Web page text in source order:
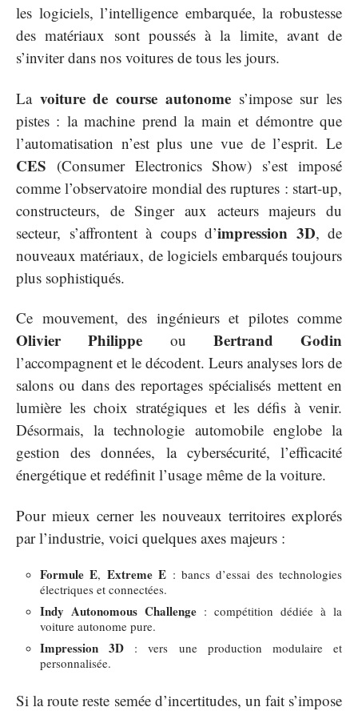
les logiciels, l’intelligence embarquée, la robustesse
des matériaux sont poussés à la limite, avant de
s’inviter dans nos voitures de tous les jours.
La voiture de course autonomes’impose sur les
pistes : la machine prend la main et démontre que
l’automatisation n’est plus une vue de l’esprit. Le
CES (Consumer Electronics Show) s’est imposé
comme l’observatoire mondial des ruptures : start-up,
constructeurs, de Singer aux acteurs majeurs du
secteur, s’affrontent à coups d’impression 3D, de
nouveaux matériaux, de logiciels embarqués toujours
plus sophistiqués.
Ce mouvement, des ingénieurs et pilotes comme
Olivier Philippe ou Bertrand Godin
l’accompagnent et le décodent. Leurs analyses lors de
salons ou dans des reportages spécialisés mettent en
lumière les choix stratégiques et les défis à venir.
Désormais, la technologie automobile englobe la
gestion des données, la cybersécurité, l’efficacité
énergétique et redéfinit l’usage même de la voiture.
Pour mieux cerner les nouveaux territoires explorés
par l’industrie, voici quelques axes majeurs :
Formule E, Extreme E : bancs d’essai des technologies
électriques et connectées.
Indy Autonomous Challenge : compétition dédiée à la
voiture autonome pure.
Impression 3D : vers une production modulaire et
personnalisée.
Si la route reste semée d’incertitudes, un fait s’impose